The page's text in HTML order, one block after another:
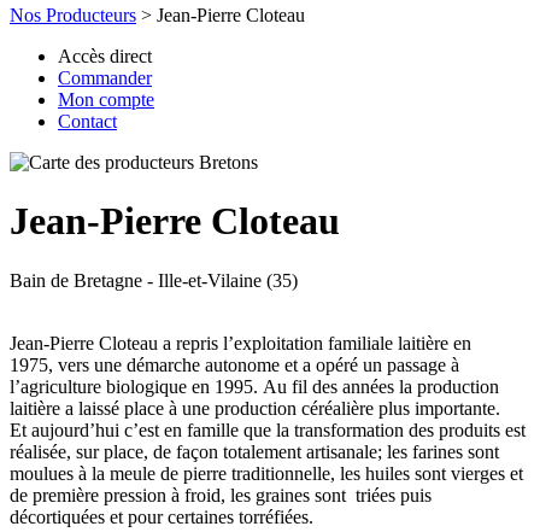
Nos Producteurs > Jean-Pierre Cloteau
Accès direct
Commander
Mon compte
Contact
Jean-Pierre Cloteau
Bain de Bretagne - Ille-et-Vilaine (35)
Jean-Pierre Cloteau a repris l’exploitation familiale laitière en
1975, vers une démarche autonome et a opéré un passage à
l’agriculture biologique en 1995. Au fil des années la production
laitière a laissé place à une production céréalière plus importante.
Et aujourd’hui c’est en famille que la transformation des produits est
réalisée, sur place, de façon totalement artisanale; les farines sont
moulues à la meule de pierre traditionnelle, les huiles sont vierges et
de première pression à froid, les graines sont triées puis
décortiquées et pour certaines torréfiées.